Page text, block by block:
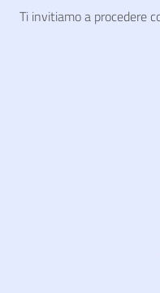
Ti invitiamo a procedere